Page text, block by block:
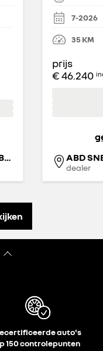
ZEEUW & ZEEUW DEN HAAG BINCKHORST
7-2026
35 KM
prijs
€ 46.240
ABD
dealer
auto's
150 controlepunten